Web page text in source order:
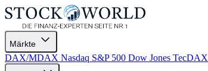
Märkte
DAX/MDAX Nasdaq S&P 500 Dow Jones TecDAX